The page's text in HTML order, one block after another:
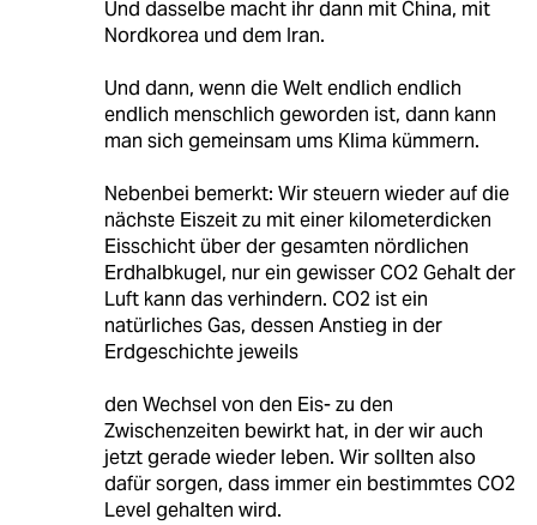
Und dasselbe macht ihr dann mit China, mit
Nordkorea und dem Iran.
Und dann, wenn die Welt endlich endlich
endlich menschlich geworden ist, dann kann
man sich gemeinsam ums Klima kümmern.
Nebenbei bemerkt: Wir steuern wieder auf die
nächste Eiszeit zu mit einer kilometerdicken
Eisschicht über der gesamten nördlichen
Erdhalbkugel, nur ein gewisser CO2 Gehalt der
Luft kann das verhindern. CO2 ist ein
natürliches Gas, dessen Anstieg in der
Erdgeschichte jeweils
den Wechsel von den Eis- zu den
Zwischenzeiten bewirkt hat, in der wir auch
jetzt gerade wieder leben. Wir sollten also
dafür sorgen, dass immer ein bestimmtes CO2
Level gehalten wird.